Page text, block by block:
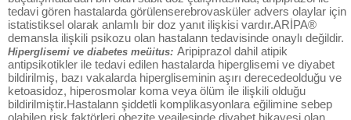
tedavi gören hastalarda görülenserebrovasküler advers olaylar için
istatistiksel olarak anlamlı bir doz yanıt ilişkisi vardır.ARİPA®
demansla ilişkili psikozu olan hastalann tedavisinde onaylı değildir.
Hiperglisemi ve diabetes meüitus: Aripiprazol dahil atipik
antipsikotikler ile tedavi edilen hastalarda hiperglisemi ve diyabet
bildirilmiş, bazı vakalarda hipergliseminin aşırı derecedeolduğu ve
ketoasidoz, hiperosmolar koma veya ölüm ile ilişkili olduğu
bildirilmiştir.Hastalann şiddetli komplikasyonlara eğilimine sebep
olabilen risk faktörleri obezite veailesinde diyabet hikayesi olan